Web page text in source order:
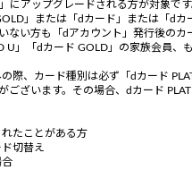
にアップグレードされる方が対象です
」または「dカード」または「dカ
い方も「dアカウント」発行後のカ
」「dカード GOLD」の家族会員、
際、カード種別は必ず「dカード
ございます。その場合、dカード
たことがある方
切替え
合